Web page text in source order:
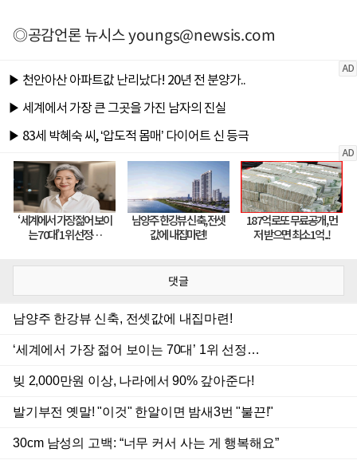
◎공감언론 뉴시스youngs@newsis.com
댓글